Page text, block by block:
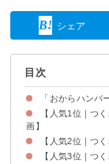
シェア
目次
「おからハン
【人気1位｜つ
画】
【人気2位｜つ
【人気3位｜つ